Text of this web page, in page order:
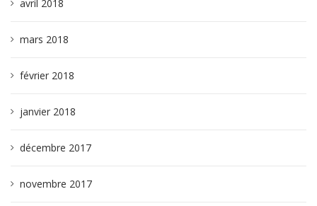
avril 2018
mars 2018
février 2018
janvier 2018
décembre 2017
novembre 2017